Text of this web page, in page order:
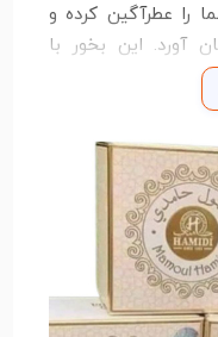
را عطرآگین کرده و
آورد. این بخور با
گرم و دلنشین ایجاد
مراسم‌ها، محیط کار
حامدی به سرعت
کرده و رایحه‌ای خاص
و کیفیت بالای
برای علاقمندان به
است. این بخور نه
کردن محیط است،
شرقی نیز محسوب